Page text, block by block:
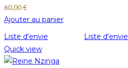
60,00€
Ajouter au panier
Liste d'envie
Liste d'envie
Quick view